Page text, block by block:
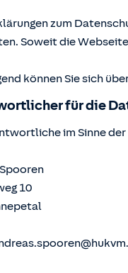
zum
Soweit die
können Sie sich
für die
im Sinne
10